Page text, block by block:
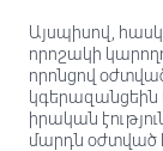
Այսպիսով,
որոշակի
որոնցով
կգերազանցեին
իրական
մարդն օժտված